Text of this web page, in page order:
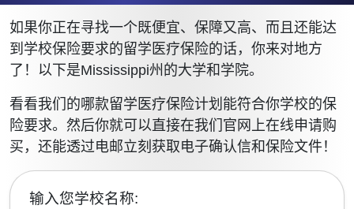
如果你正在寻找一个既便宜、保障又高、而且还能达
到学校保险要求的留学医疗保险的话，你来对地方
了！以下是Mississippi州的大学和学院。
看看我们的哪款留学医疗保险计划能符合你学校的保
险要求。然后你就可以直接在我们官网上在线申请购
买，还能透过电邮立刻获取电子确认信和保险文件！
输入您学校名称: